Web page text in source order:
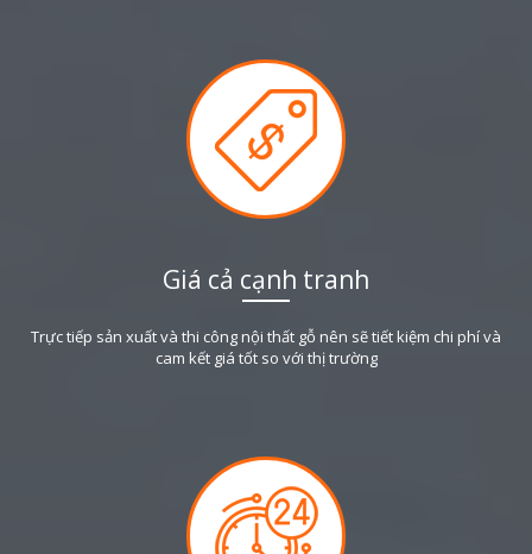
Giá cả cạnh tranh
Trực tiếp sản xuất và thi công nội thất gỗ nên sẽ tiết kiệm chi phí và
cam kết giá tốt so với thị trường